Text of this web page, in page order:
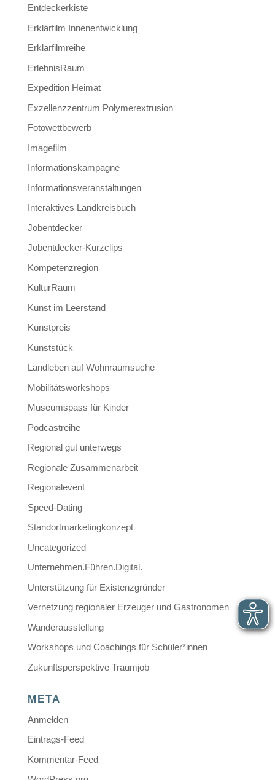
Entdeckerkiste
Erklärfilm Innenentwicklung
Erklärfilmreihe
ErlebnisRaum
Expedition Heimat
Exzellenzzentrum Polymerextrusion
Fotowettbewerb
Imagefilm
Informationskampagne
Informationsveranstaltungen
Interaktives Landkreisbuch
Jobentdecker
Jobentdecker-Kurzclips
Kompetenzregion
KulturRaum
Kunst im Leerstand
Kunstpreis
Kunststück
Landleben auf Wohnraumsuche
Mobilitätsworkshops
Museumspass für Kinder
Podcastreihe
Regional gut unterwegs
Regionale Zusammenarbeit
Regionalevent
Speed-Dating
Standortmarketingkonzept
Uncategorized
Unternehmen.Führen.Digital.
Unterstützung für Existenzgründer
Vernetzung regionaler Erzeuger und Gastronomen
Wanderausstellung
Workshops und Coachings für Schüler*innen
Zukunftsperspektive Traumjob
META
Anmelden
Eintrags-Feed
Kommentar-Feed